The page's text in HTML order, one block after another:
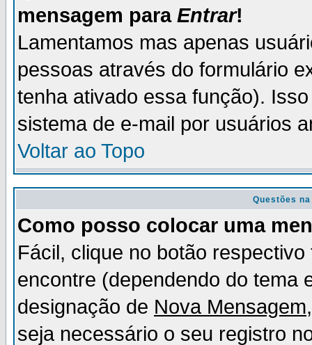
mensagem para Entrar!
Lamentamos mas apenas
pessoas através do formulário
tenha ativado essa função).
sistema de e-mail por usuários
Voltar ao Topo
Questões
Como posso colocar uma
Fácil, clique no botão
encontre (dependendo do tema
designação de Nova Mensagem
seja necessário o seu registro